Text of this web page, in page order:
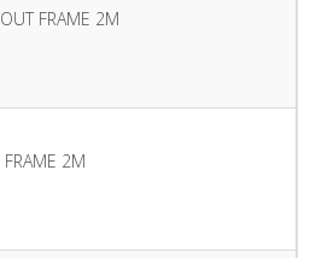
FRAME 2M
2M